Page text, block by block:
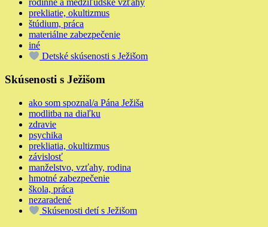
rodinné a medziľudské vzťahy
prekliatie, okultizmus
štúdium, práca
materiálne zabezpečenie
iné
Detské skúsenosti s Ježišom
Skúsenosti s Ježišom
ako som spoznal/a Pána Ježiša
modlitba na diaľku
zdravie
psychika
prekliatia, okultizmus
závislosť
manželstvo, vzťahy, rodina
hmotné zabezpečenie
škola, práca
nezaradené
Skúsenosti detí s Ježišom